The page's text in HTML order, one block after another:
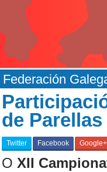
Federación
de
Twitter Facebook Google+
O XII